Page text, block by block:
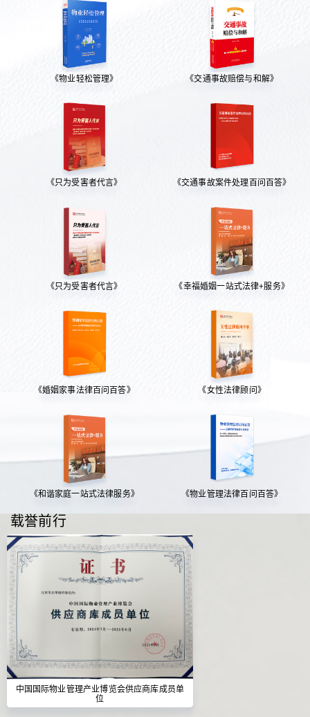
《物业轻松管理》 《交通事故赔偿与和解》
《只为受害者代言》 《交通事故案件处理百问百答》
《只为受害者代言》 《幸福婚姻一站式法律+服务》
《婚姻家事法律百问百答》 《女性法律顾问》
《和谐家庭一站式法律服务》 《物业管理法律百问百答》
载誉前行
中国国际物业管理产业博览会供应商库成员单
位